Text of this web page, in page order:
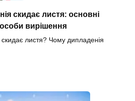
скидає листя: основні
вирішення
листя? Чому дипладенія